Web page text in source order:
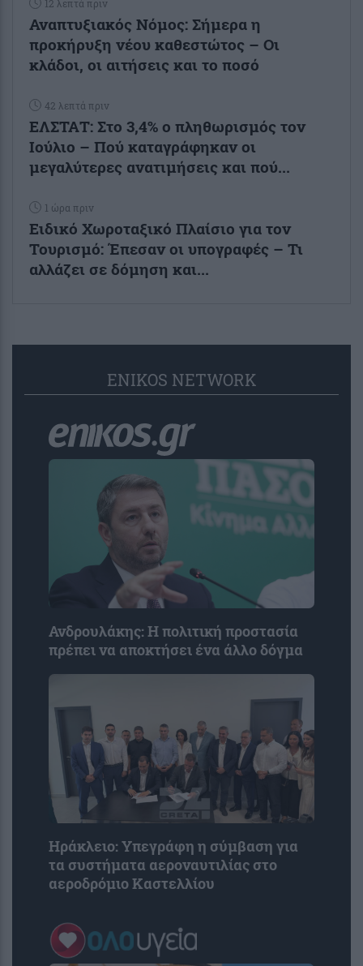
12 λεπτά πριν
Αναπτυξιακός Νόμος: Σήμερα η
προκήρυξη νέου καθεστώτος – Οι
κλάδοι, οι αιτήσεις και το ποσό
42 λεπτά πριν
ΕΛΣΤΑΤ: Στο 3,4% ο πληθωρισμός τον
Ιούλιο – Πού καταγράφηκαν οι
μεγαλύτερες ανατιμήσεις και πού...
1 ώρα πριν
Ειδικό Χωροταξικό Πλαίσιο για τον
Τουρισμό: Έπεσαν οι υπογραφές – Τι
αλλάζει σε δόμηση και...
ENIKOS NETWORK
Ανδρουλάκης: Η πολιτική προστασία
πρέπει να αποκτήσει ένα άλλο δόγμα
Ηράκλειο: Υπεγράφη η σύμβαση για
τα συστήματα αεροναυτιλίας στο
αεροδρόμιο Καστελλίου